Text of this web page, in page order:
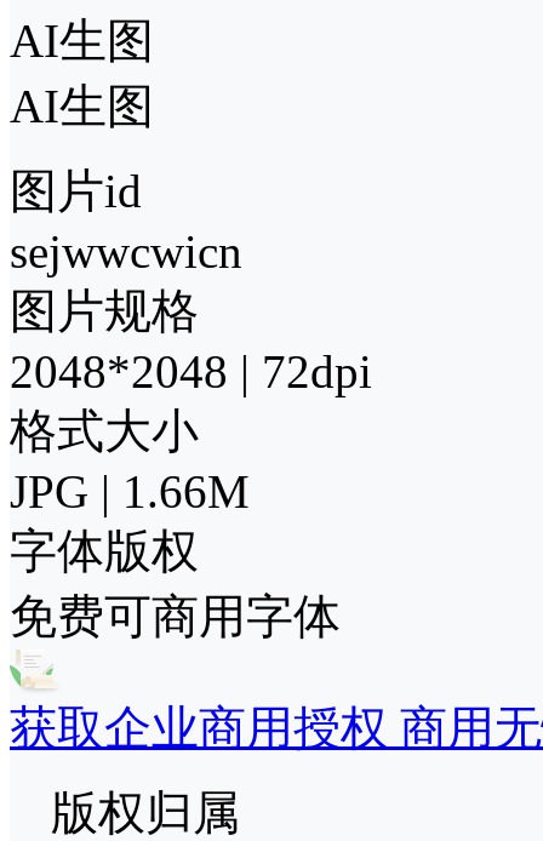
AI生图
AI生图
图片id
sejwwcwicn
图片规格
2048*2048 | 72dpi
格式大小
JPG | 1.66M
字体版权
免费可商用字体
获取企业商用授权 商用
版权归属